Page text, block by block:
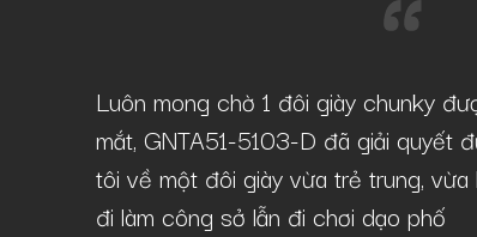
Luôn mong chờ 1 đôi giày chunky
mắt, GNTA51-5103-D đã giải quyết
tôi về một đôi giày vừa trẻ trung,
đi làm công sở lẫn đi chơi dạo phố